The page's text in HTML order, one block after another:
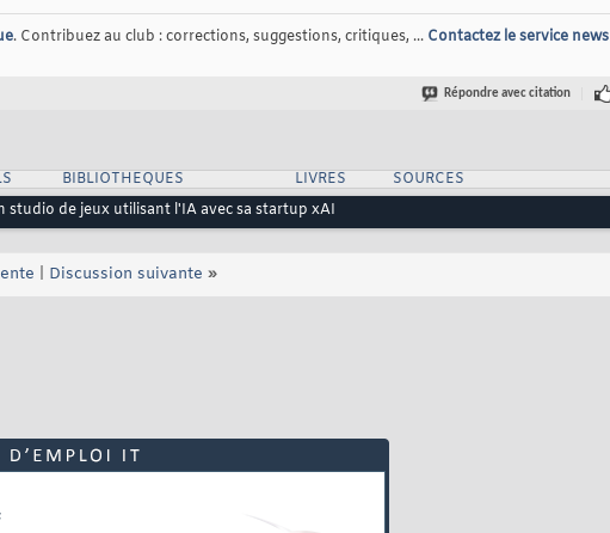
. Contribuez au club : corrections, suggestions, critiques, ... Contactez le service news
Répondre avec citation
BIBLIOTHEQUES LIVRES
SOURCES
studio de jeux utilisant l'IA avec sa startup xAI
Discussion suivante »